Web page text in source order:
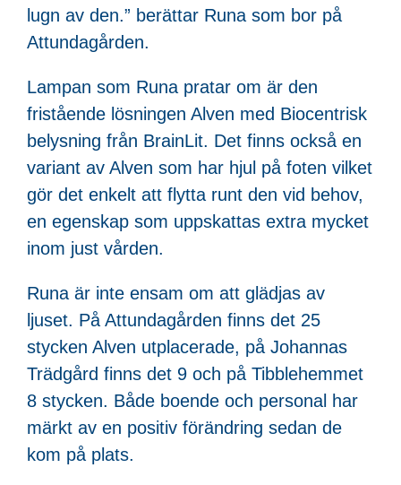
lugn av den.” berättar Runa som bor på
Attundagården.
Lampan som Runa pratar om är den
fristående lösningen Alven med Biocentrisk
belysning från BrainLit. Det finns också en
variant av Alven som har hjul på foten vilket
gör det enkelt att flytta runt den vid behov,
en egenskap som uppskattas extra mycket
inom just vården.
Runa är inte ensam om att glädjas av
ljuset. På Attundagården finns det 25
stycken Alven utplacerade, på Johannas
Trädgård finns det 9 och på Tibblehemmet
8 stycken. Både boende och personal har
märkt av en positiv förändring sedan de
kom på plats.